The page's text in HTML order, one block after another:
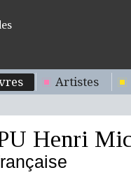
Artistes
Henri